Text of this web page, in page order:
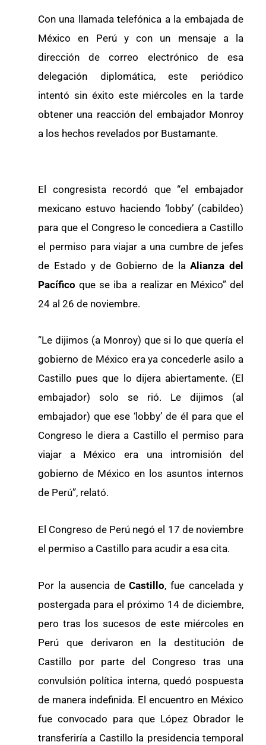
Con una llamada telefónica a la embajada de
México en Perú y con un mensaje a la
dirección de correo electrónico de esa
delegación diplomática, este periódico
intentó sin éxito este miércoles en la tarde
obtener una reacción del embajador Monroy
a los hechos revelados por Bustamante.
El congresista recordó que “el embajador
mexicano estuvo haciendo ‘lobby’ (cabildeo)
para que el Congreso le concediera a Castillo
el permiso para viajar a una cumbre de jefes
de Estado y de Gobierno de laAlianza del
Pacífico que se iba a realizar en México” del
24 al 26 de noviembre.
“Le dijimos (a Monroy) que si lo que quería el
gobierno de México era ya concederle asilo a
Castillo pues que lo dijera abiertamente. (El
embajador) solo se rió. Le dijimos (al
embajador) que ese ‘lobby’ de él para que el
Congreso le diera a Castillo el permiso para
viajar a México era una intromisión del
gobierno de México en los asuntos internos
de Perú”, relató.
El Congreso de Perú negó el 17 de noviembre
el permiso a Castillo para acudir a esa cita.
Por la ausencia deCastillo, fue cancelada y
postergada para el próximo 14 de diciembre,
pero tras los sucesos de este miércoles en
Perú que derivaron en la destitución de
Castillo por parte del Congreso tras una
convulsión política interna, quedó pospuesta
de manera indefinida. El encuentro en México
fue convocado para que López Obrador le
transferiría a Castillo la presidencia temporal